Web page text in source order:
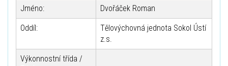
Jméno: Dvořáček Roman
Oddíl:
Tělovýchovná jednota Sokol Ústí
z.s.
Výkonnostní třída /